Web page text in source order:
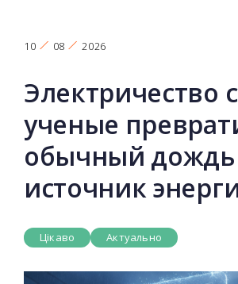
10 08 2026
Электричество
ученые
обычный дождь
источник
Цікаво Актуально